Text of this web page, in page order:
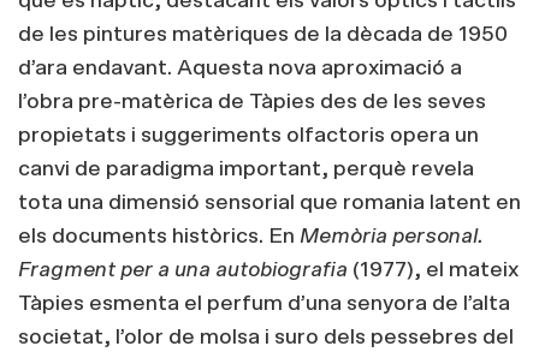
de les pintures matèriques de la dècada de 1950
d’ara endavant. Aquesta nova aproximació a
l’obra pre-matèrica de Tàpies des de les seves
propietats i suggeriments olfactoris opera un
canvi de paradigma important, perquè revela
tota una dimensió sensorial que romania latent en
els documents històrics. En Memòria personal.
Fragment per a una autobiografia (1977), el mateix
Tàpies esmenta el perfum d’una senyora de l’alta
societat, l’olor de molsa i suro dels pessebres del